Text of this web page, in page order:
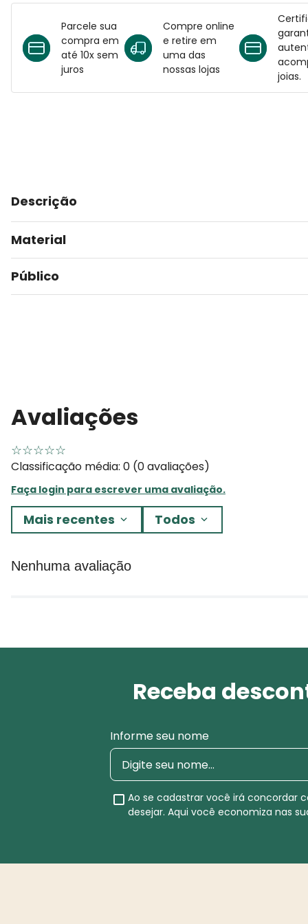
Parcele sua
compra em
até 10x sem
juros
Compre online
e retire em
uma das
nossas lojas
joias.
Descrição
Material
Público
Avaliações
☆☆☆☆☆
Classificação média: 0 (0 avaliações)
Faça login para escrever uma avaliação.
Mais recentes Todos
Nenhuma avaliação
Receba
Informe seu nome
Ao se cadastrar você irá concordar
desejar. Aqui você economiza nas